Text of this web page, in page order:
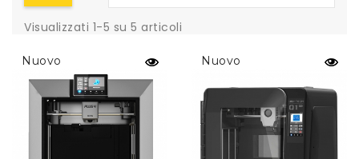
Visualizzati 1-5 su 5 articoli
Nuovo Nuovo